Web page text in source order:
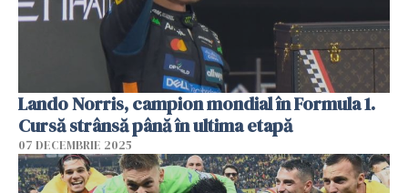
Lando Norris, campion mondial în Formula 1.
Cursă strânsă până în ultima etapă
07 DECEMBRIE 2025